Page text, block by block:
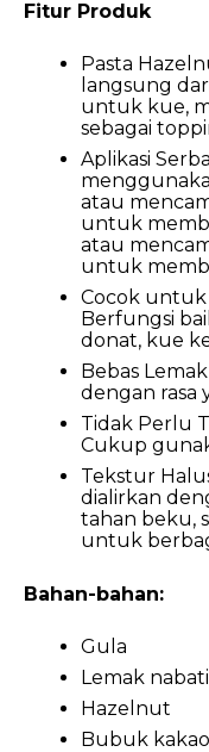
Fitur Produk
Pasta
langsung
untuk kue,
sebagai
Aplikasi
atau
untuk
atau
untuk
Cocok untuk
Berfungsi
donat, kue
Bebas
dengan rasa
Tidak Perlu
Cukup
Tekstur
dialirkan
tahan beku,
untuk
Bahan-bahan:
Gula
Lemak nabati
Hazelnut
Bubuk kakao